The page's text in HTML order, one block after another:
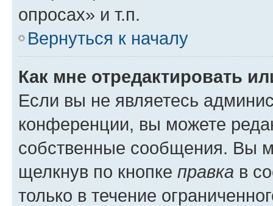
опросах» и т.п.
Вернуться к началу
Как мне отредактировать
Если вы не являетесь
конференции, вы можете
собственные сообщения. Вы
щелкнув по кнопке правка в
только в течение